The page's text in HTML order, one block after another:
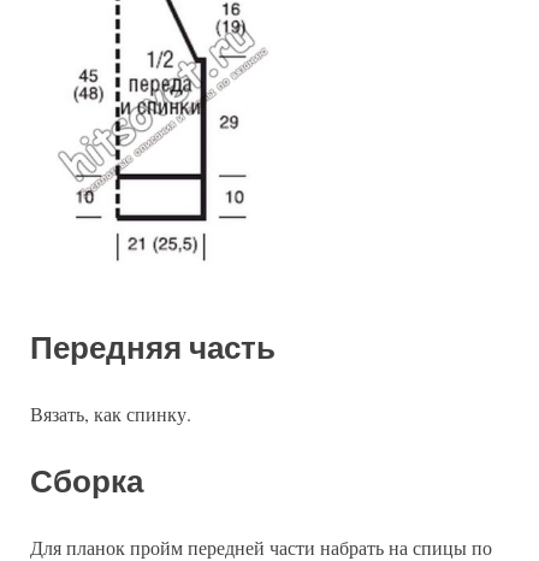
Передняя часть
Вязать, как спинку.
Сборка
Для планок пройм передней части набрать на спицы по